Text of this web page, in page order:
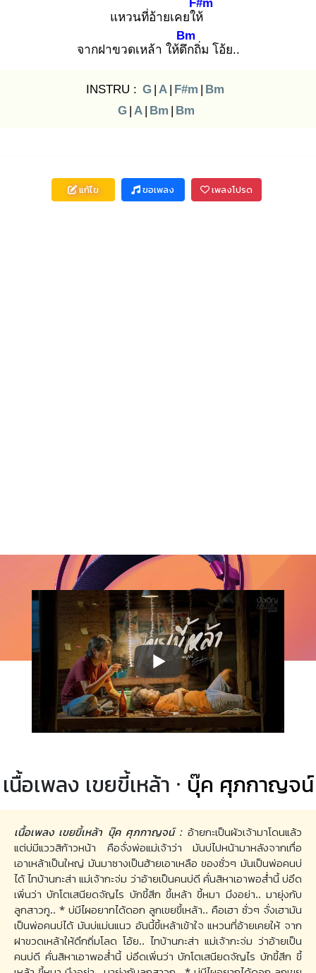
แหวนที่อ้ายเคยให้
F#m
จากฝาขวดเหล้า ให้ดึก
Bm
ถิ่ม โอ้ย..
INSTRU : G | A | F#m | Bm
G | A | Bm | Bm
แก้ไข ขอเพลง เพลงโปรด
เนื้อเพลง เขยขี้เหล้า · บุ๊ค ศุภกาญจน์
เนื้อเพลง เขยขี้เหล้า บุ๊ค ศุภกาญจน์ : อ้ายกะเป็นผัวเจ้ามาโดนแล้ว
แต่บ่มีแววสิก้าวหน้า คือจั่งพ่อแม่เจ้าว่า มันบ่ไปหน้ามาหลังจากเทื่อ
เอาเหล้าเป็นใหญ่ มันมาซางเป็นฮ้ายเอาเหลือ ของซั่วๆ มันเป็นพ่อคนบ่
ได้ ไทบ้านกะส่า แม่เจ้ากะจ่ม ว่าอ้ายเป็นคนบ่ดี คั่นสิหาเอาพอส่ำนี้ บ่อึด
เพิ่นว่า บักโตเสนียดจัญไร บักขี้สีก ขี้เหล้า ขี้หมา มึงอย่า.. มายุ่งกับ
ลูกสาวกู.. * บ่มีไผอยากได้ดอก ลูกเขยขี้เหล้า.. คือเฮา ซั่วๆ จั่งเฮามัน
เป็นพ่อคนบ่ได้ มันบ่แม่นแนว อันนี้ขี้เหล้าเข้าใจ แหวนที่อ้ายเคยให้ จาก
ฝาขวดเหล้าให้ดึกถิ่มโลด โอ้ย.. ไทบ้านกะส่า แม่เจ้ากะจ่ม ว่าอ้ายเป็น
คนบ่ดี คั่นสิหาเอาพอส่ำนี้ บ่อึดเพิ่นว่า บักโตเสนียดจัญไร บักขี้สีก ขี้